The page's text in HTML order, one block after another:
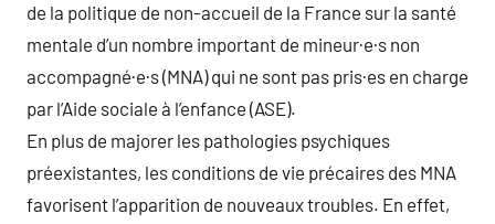
de la politique de non-accueil de la France sur la santé
mentale d’un nombre important de mineur·e·s non
accompagné·e·s (MNA) qui ne sont pas pris·es en charge
par l’Aide sociale à l’enfance (ASE).
En plus de majorer les pathologies psychiques
préexistantes, les conditions de vie précaires des MNA
favorisent l’apparition de nouveaux troubles. En effet,